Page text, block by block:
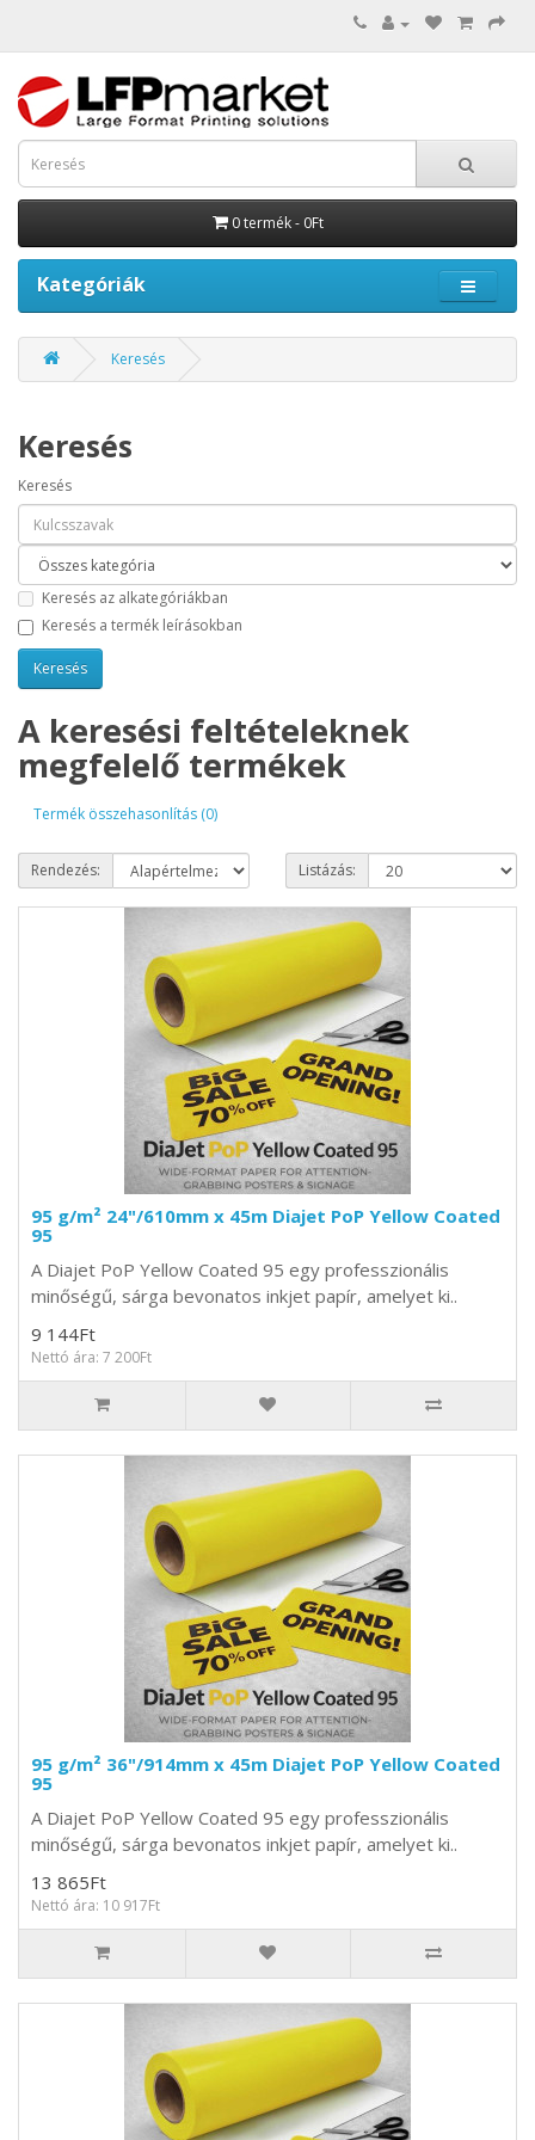
0 termék - 0Ft
Kategóriák
Keresés
Keresés
Keresés
Keresés az alkategóriákban
Keresés a termék leírásokban
A keresési feltételeknek
megfelelő termékek
Termék összehasonlítás (0)
Rendezés: Listázás:
95 g/m² 24"/610mm x 45m Diajet PoP Yellow Coated
95
A Diajet PoP Yellow Coated 95 egy professzionális
minőségű, sárga bevonatos inkjet papír, amelyet ki..
9 144Ft
Nettó ára: 7 200Ft
95 g/m² 36"/914mm x 45m Diajet PoP Yellow Coated
95
A Diajet PoP Yellow Coated 95 egy professzionális
minőségű, sárga bevonatos inkjet papír, amelyet ki..
13 865Ft
Nettó ára: 10 917Ft